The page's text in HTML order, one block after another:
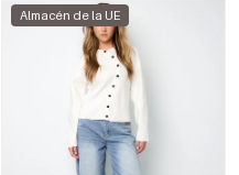
Almacén de la UE